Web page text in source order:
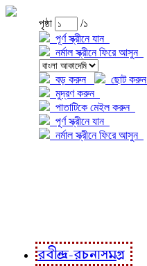
পৃষ্ঠা
/১
পূর্ণ স্ক্রীনে যান
নর্মাল স্ক্রীনে ফিরে আসুন
বড় করুন
ছোট করুন
মুদ্রণ করুন
পাতাটিকে মেইল করুন
পূর্ণ স্ক্রীনে যান
নর্মাল স্ক্রীনে ফিরে আসুন
রবীন্দ্র-রচনাসমগ্র